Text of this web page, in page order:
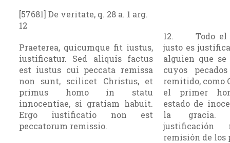
[57681] De veritate, q. 28 a. 1 arg.
12
Praeterea, quicumque fit iustus,
iustificatur. Sed aliquis factus
est iustus cui peccata remissa
non sunt, scilicet Christus, et
primus homo in statu
innocentiae, si gratiam habuit.
Ergo iustificatio non est
peccatorum remissio.
12. Todo el
justo es
alguien que
cuyos
remitido, como
el primer
estado de
la gracia.
remisión de los